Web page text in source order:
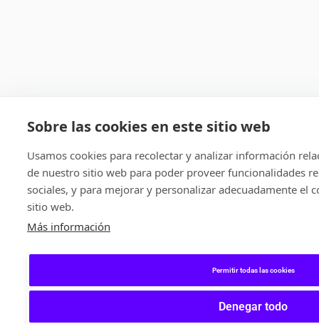
Sobre las cookies en este sitio web
Usamos cookies para recolectar y analizar información
de nuestro sitio web para poder proveer funcionalidades
sociales, y para mejorar y personalizar adecuadamente el
sitio web.
Más información
Permitir todas las cookies
Denegar todo